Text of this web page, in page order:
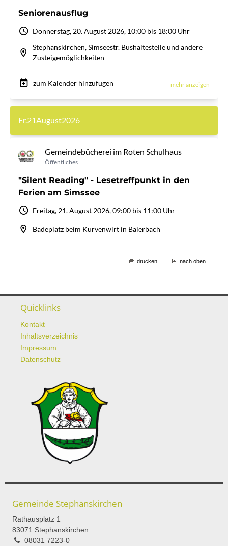
drucken nach oben
Quicklinks
Kontakt
Inhaltsverzeichnis
Impressum
Datenschutz
Gemeinde Stephanskirchen
Rathausplatz 1
83071 Stephanskirchen
08031 7223-0